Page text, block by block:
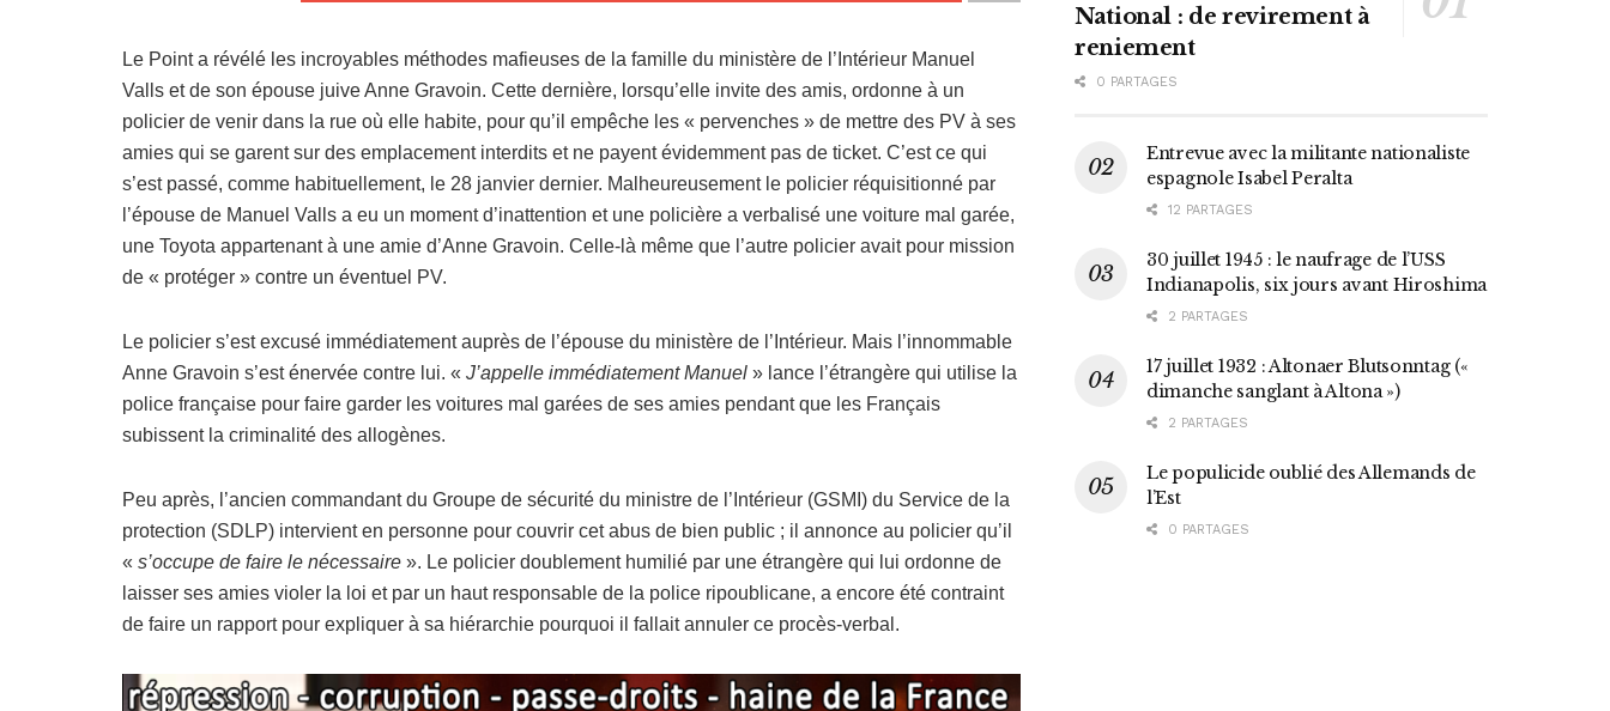
Le Point a révélé les incroyables méthodes mafieuses de la famille du ministère de l’Intérieur Manuel
Valls et de son épouse juive Anne Gravoin. Cette dernière, lorsqu’elle invite des amis, ordonne à un
policier de venir dans la rue où elle habite, pour qu’il empêche les « pervenches » de mettre des PV à ses
amies qui se garent sur des emplacement interdits et ne payent évidemment pas de ticket. C’est ce qui
s’est passé, comme habituellement, le 28 janvier dernier. Malheureusement le policier réquisitionné par
l’épouse de Manuel Valls a eu un moment d’inattention et une policière a verbalisé une voiture mal garée,
une Toyota appartenant à une amie d’Anne Gravoin. Celle-là même que l’autre policier avait pour mission
de « protéger » contre un éventuel PV.
Le policier s’est excusé immédiatement auprès de l’épouse du ministère de l’Intérieur. Mais l’innommable
Anne Gravoin s’est énervée contre lui. « J’appelle immédiatement Manuel » lance l’étrangère qui utilise la
police française pour faire garder les voitures mal garées de ses amies pendant que les Français
subissent la criminalité des allogènes.
Peu après, l’ancien commandant du Groupe de sécurité du ministre de l’Intérieur (GSMI) du Service de la
protection (SDLP) intervient en personne pour couvrir cet abus de bien public ; il annonce au policier qu’il
« s’occupe de faire le nécessaire ». Le policier doublement humilié par une étrangère qui lui ordonne de
laisser ses amies violer la loi et par un haut responsable de la police ripoublicane, a encore été contraint
de faire un rapport pour expliquer à sa hiérarchie pourquoi il fallait annuler ce procès-verbal.
National : de revirement à
reniement
0 PARTAGES
Entrevue avec la militante nationaliste
espagnole Isabel Peralta
12 PARTAGES
30 juillet 1945 : le naufrage de l’USS
Indianapolis, six jours avant Hiroshima
2 PARTAGES
17 juillet 1932 : Altonaer Blutsonntag («
dimanche sanglant à Altona »)
2 PARTAGES
Le populicide oublié des Allemands de
l’Est
0 PARTAGES